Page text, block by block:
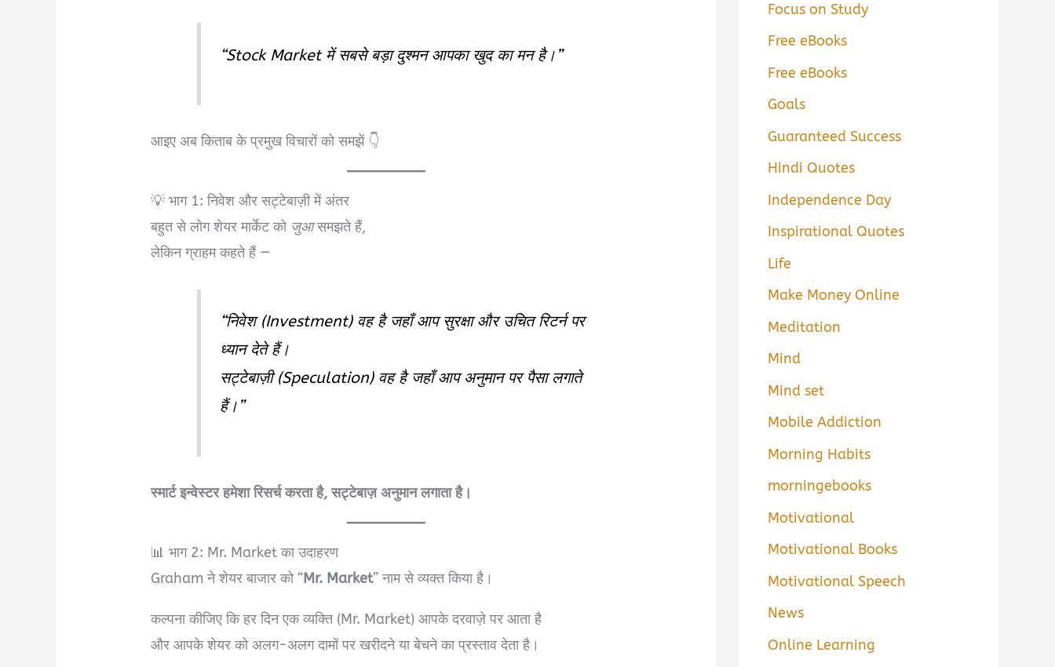
“Stock Market में सबसे बड़ा दुश्मन आपका खुद का मन है।”
आइए अब किताब के प्रमुख विचारों को समझें 👇
💡 भाग 1: निवेश और सट्टेबाज़ी में अंतर
बहुत से लोग शेयर मार्केट को जुआसमझते हैं,
लेकिन ग्राहम कहते हैं —
“निवेश (Investment) वह है जहाँ आप सुरक्षा और उचित रिटर्न पर
ध्यान देते हैं।
सट्टेबाज़ी (Speculation) वह है जहाँ आप अनुमान पर पैसा लगाते
हैं।”
स्मार्ट इन्वेस्टर हमेशा रिसर्च करता है, सट्टेबाज़ अनुमान लगाता है।
📊 भाग 2: Mr. Market का उदाहरण
Graham ने शेयर बाजार को “Mr. Market” नाम से व्यक्त किया है।
कल्पना कीजिए कि हर दिन एक व्यक्ति (Mr. Market) आपके दरवाज़े पर आता है
और आपके शेयर को अलग-अलग दामों पर खरीदने या बेचने का प्रस्ताव देता है।
Focus on Study
Free eBooks
Free eBooks
Goals
Guaranteed Success
Hindi Quotes
Independence Day
Inspirational Quotes
Life
Make Money Online
Meditation
Mind
Mind set
Mobile Addiction
Morning Habits
morningebooks
Motivational
Motivational Books
Motivational Speech
News
Online Learning